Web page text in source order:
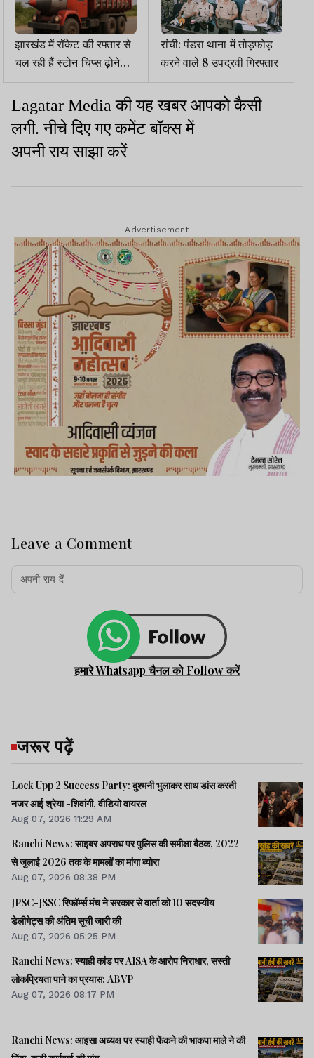
झारखंड में रॉकेट की रफ्तार से
चल रही हैं स्टोन चिप्स ढ़ोने
वाली गाड़ियां
रांची: पंडरा थाना में तोड़फोड़
करने वाले 8 उपद्रवी गिरफ्तार
Lagatar Mediaकी यह खबर आपको कैसी
लगी.नीचे दिए गए कमेंट बॉक्स में
अपनी राय साझा करें
Advertisement
Leave a Comment
हमारे Whatsapp चैनल को Follow करें
जरूर पढ़ें
Lock Upp 2 Success Party: दुश्मनी भुलाकर साथ डांस करती
नजर आई श्रेया -शिवांगी, वीडियो वायरल
Aug 07, 2026 11:29 AM
Ranchi News: साइबर अपराध पर पुलिस की समीक्षा बैठक, 2022
से जुलाई 2026 तक के मामलों का मांगा ब्योरा
Aug 07, 2026 08:38 PM
JPSC-JSSC रिफॉर्म्स मंच ने सरकार से वार्ता को 10 सदस्यीय
डेलीगेट्स की अंतिम सूची जारी की
Aug 07, 2026 05:25 PM
Ranchi News: स्याही कांड पर AISA के आरोप निराधार, सस्ती
लोकप्रियता पाने का प्रयास: ABVP
Aug 07, 2026 08:17 PM
Ranchi News: आइसा अध्यक्ष पर स्याही फेंकने की भाकपा माले ने की